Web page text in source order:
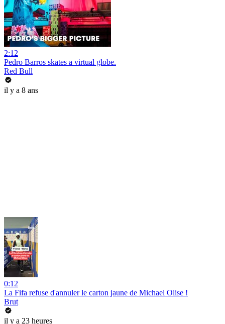
2:12
Pedro Barros skates a virtual globe.
Red Bull
il y a 8 ans
0:12
La Fifa refuse d'annuler le carton jaune de Michael Olise !
Brut
il y a 23 heures